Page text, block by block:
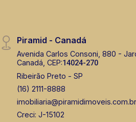
Piramid - Canadá
Avenida Carlos Consoni, 880 -
Canadá, CEP:14024-270
Ribeirão Preto - SP
(16) 2111-8888
imobiliaria@piramidimoveis.com.br
Creci: J-15102